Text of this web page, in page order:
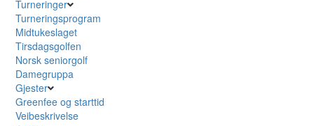
Turneringer
Turneringsprogram
Midtukeslaget
Tirsdagsgolfen
Norsk seniorgolf
Damegruppa
Gjester
Greenfee og starttid
Veibeskrivelse